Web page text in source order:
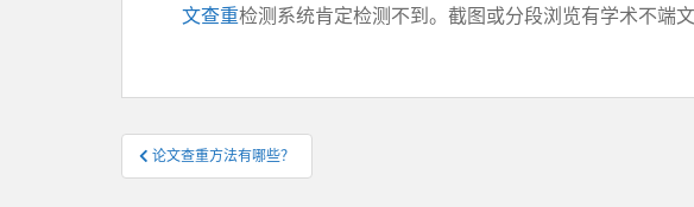
文查重检测系统肯定检测不到。截图或分段浏览有学术不端文
文
章
论文查重方法有哪些？